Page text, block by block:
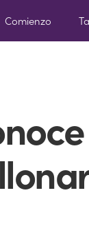
Comienzo